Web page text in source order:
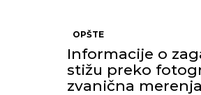
OPŠTE
Informacije o
stižu preko
zvanična